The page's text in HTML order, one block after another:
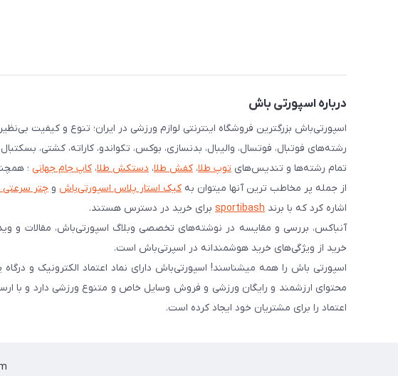
درباره اسپورتی باش
اسپورتی‌باش بزرگترین فروشگاه اینترنتی لوازم ورزشی در ایران؛ تنوع و کیفیت
رشته‌های فوتبال، فوتسال، والیبال، بدنسازی، بوکس، تکواندو، کاراته، کشتی،
تمام رشته‌ها و تندیس‌های توپ طلا، کفش طلا، دستکش طلا، کاپ جام جهانی ؛
از جمله پر مخاطب ترین آنها میتوان به کیک استار پلاس اسپورتی‌باش و چتر سرعتی
اشاره کرد که با برند sportibash برای خرید در دسترس هستند.
آنباکس، بررسی‌ و مقایسه در نوشته‌های تخصصی وبلاگ اسپورتی‌باش، مقالات و
خرید از ویژگی‌های خرید هوشمندانه در اسپرتی‌باش است.
محتوای ارزشمند و رایگان ورزشی و فروش وسایل خاص و متنوع ورزشی دارد و با
اعتماد را برای مشتریان خود ایجاد کرده است.